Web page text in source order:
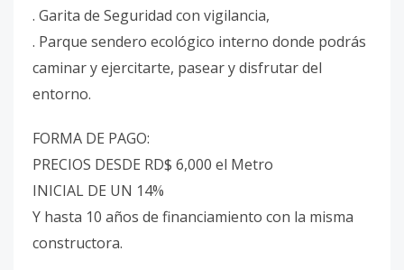
. Garita de Seguridad con vigilancia,
. Parque sendero ecológico interno donde podrás
caminar y ejercitarte, pasear y disfrutar del
entorno.
FORMA DE PAGO:
PRECIOS DESDE RD$ 6,000 el Metro
INICIAL DE UN 14%
Y hasta 10 años de financiamiento con la misma
constructora.